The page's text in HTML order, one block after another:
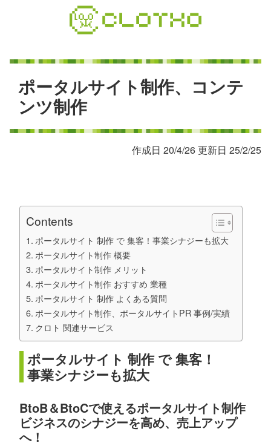
ポータルサイ ト制作、 コンテ
ンツ制作
作成日 20/4/26 更新日 25/2/25
Contents
ポータルサイト 制作 で 集客！事業シナジーも拡大
ポータルサイト制作 概要
ポータルサイト制作 メリット
ポータルサイト制作 おすすめ 業種
ポータルサイト 制作 よくある質問
ポータルサイト制作、ポータルサイトPR 事例/実績
クロト 関連サービス
ポータルサイト 制作 で 集客！
事業シナジーも拡大
BtoB＆BtoCで使えるポータルサイト制作
ビジネスのシナジーを高め、売上アップ
へ！